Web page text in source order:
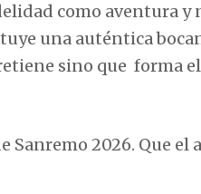
como aventura
una auténtica
sino que forma
Sanremo 2026. Que el